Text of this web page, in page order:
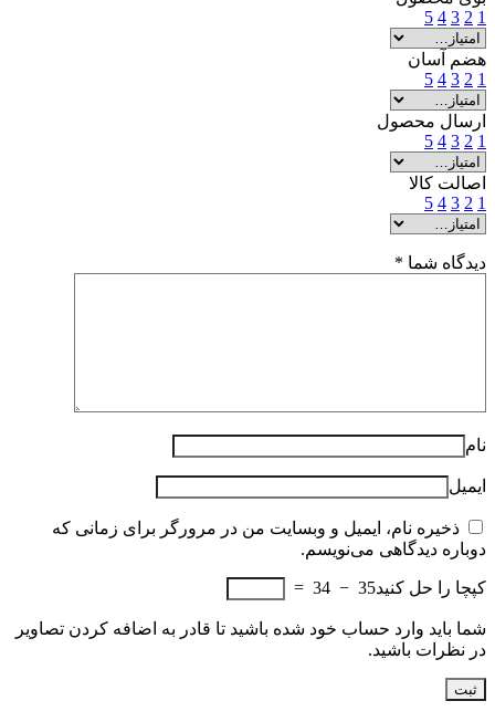
1
2
3
4
5
هضم آسان
1
2
3
4
5
ارسال محصول
1
2
3
4
5
اصالت کالا
1
2
3
4
5
دیدگاه شما *
نام
ایمیل
ذخیره نام، ایمیل و وبسایت من در مرورگر برای زمانی که
دوباره دیدگاهی می‌نویسم.
کپچا را حل کنید35 − 34 =
شما باید وارد حساب خود شده باشید تا قادر به اضافه کردن تصاویر
در نظرات باشید.